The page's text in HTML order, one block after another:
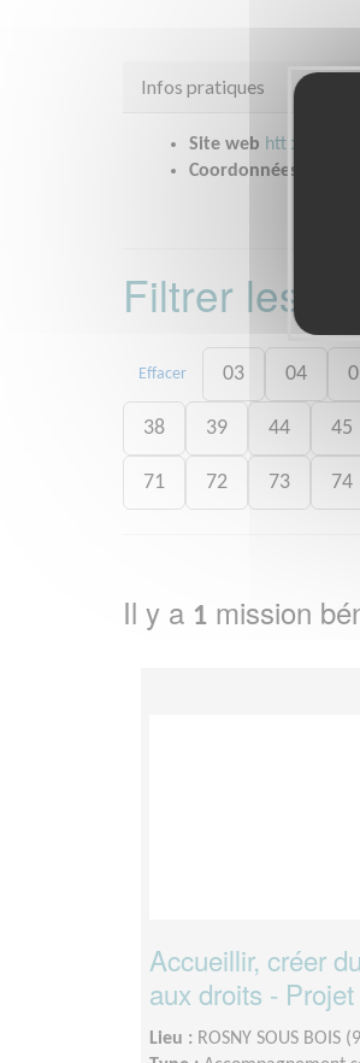
Infos pratiques
Site web https://
Coordonnées
Filtrer les
Effacer 03 04
38 39 44 45
71 72 73 74
Il y a 1 mission
Accueillir, créer
aux droits -
Lieu : ROSNY SOUS BOIS